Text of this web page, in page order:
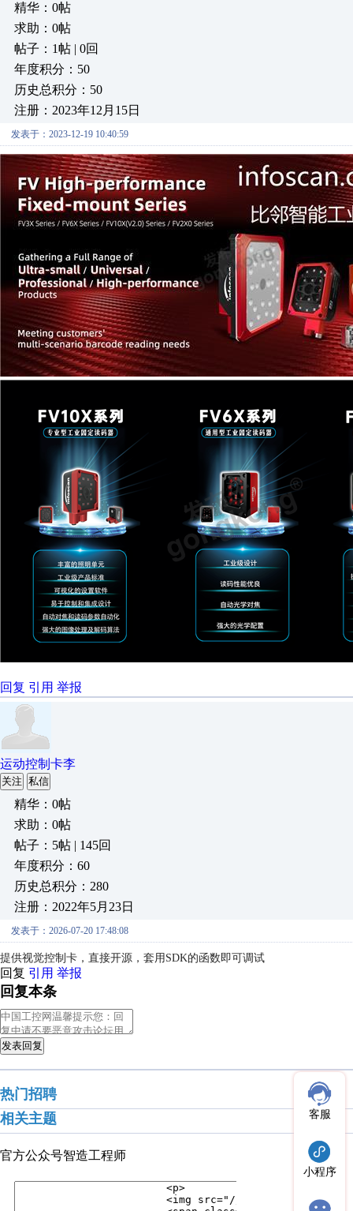
精华：0帖
求助：0帖
帖子：1帖 | 0回
年度积分：50
历史总积分：50
注册：2023年12月15日
发表于：2023-12-19 10:40:59
回复 引用 举报
运动控制卡李
关注 私信
精华：0帖
求助：0帖
帖子：5帖 | 145回
年度积分：60
历史总积分：280
注册：2022年5月23日
发表于：2026-07-20 17:48:08
提供视觉控制卡，直接开源，套用SDK的函数即可调试
回复 引用 举报
回复本条
发表回复
热门招聘
相关主题
官方公众号智造工程师
客服
小程序